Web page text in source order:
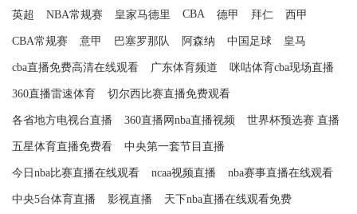
英超 NBA常规赛 皇家马德里 CBA 德甲 拜仁 西甲
CBA常规赛 意甲 巴塞罗那队 阿森纳 中国足球 皇马
cba直播免费高清在线观看 广东体育频道 咪咕体育cba现场直播
360直播雷速体育 切尔西比赛直播免费观看
各省地方电视台直播 360直播网nba直播视频 世界杯预选赛 直播
五星体育直播免费看 中央第一套节目直播
今日nba比赛直播在线观看 ncaa视频直播 nba赛事直播在线观看
中央5台体育直播 影视直播 天下nba直播在线观看免费